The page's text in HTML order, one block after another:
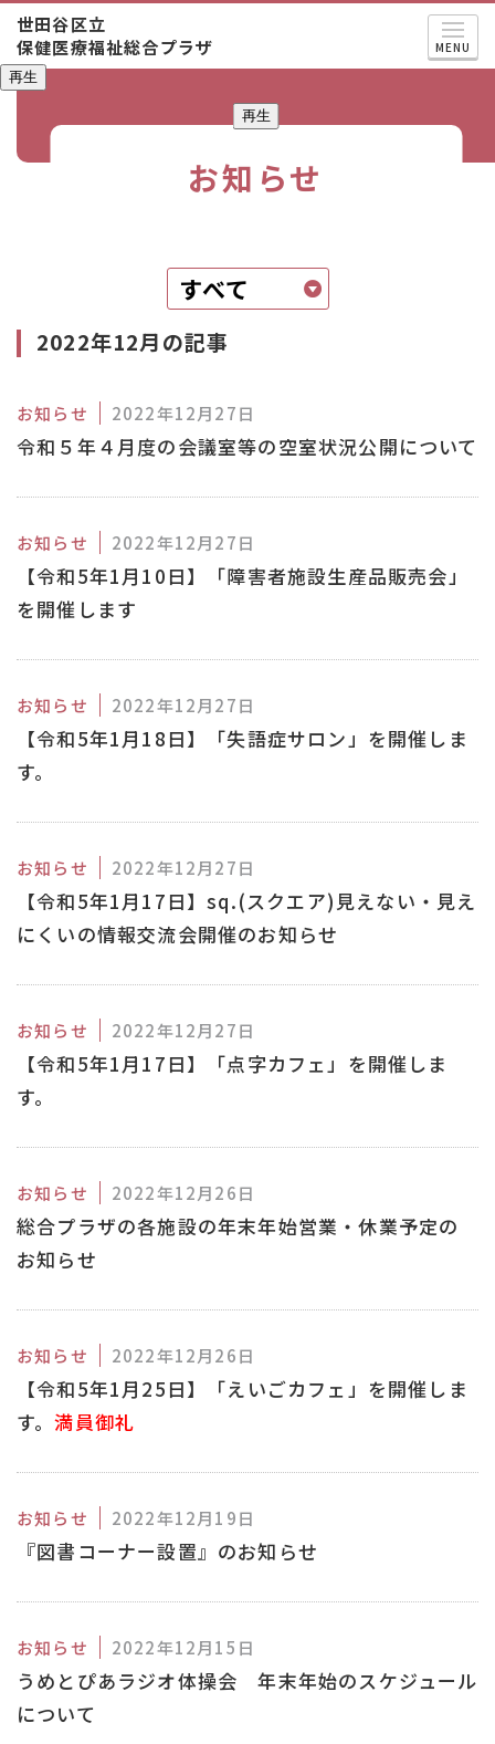
世田谷区立
保健医療福祉総合プラザ
MENU
再生
再生
お知らせ
2022年12月の記事
お知らせ 2022年12月27日
令和５年４月度の会議室等の空室状況公開について
お知らせ 2022年12月27日
【令和5年1月10日】「障害者施設生産品販売会」
を開催します
お知らせ 2022年12月27日
【令和5年1月18日】「失語症サロン」を開催しま
す。
お知らせ 2022年12月27日
【令和5年1月17日】sq.(スクエア)見えない・見え
にくいの情報交流会開催のお知らせ
お知らせ 2022年12月27日
【令和5年1月17日】「点字カフェ」を開催しま
す。
お知らせ 2022年12月26日
総合プラザの各施設の年末年始営業・休業予定の
お知らせ
お知らせ 2022年12月26日
【令和5年1月25日】「えいごカフェ」を開催しま
す。満員御礼
お知らせ 2022年12月19日
『図書コーナー設置』のお知らせ
お知らせ 2022年12月15日
うめとぴあラジオ体操会 年末年始のスケジュール
について